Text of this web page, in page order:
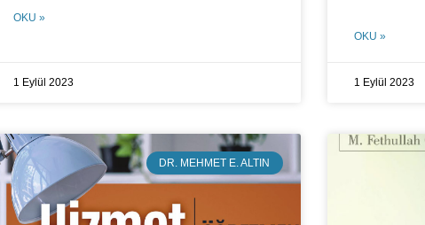
OKU »
1 Eylül 2023
OKU »
1 Eylül 2023
DR. MEHMET E. ALTIN